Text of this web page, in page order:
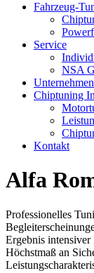
Fahrzeug-
Service
NSA
Unternehmen
Chiptuning
Kontakt
Alfa
Professionelles
Ergebnis
Höchstmaß an